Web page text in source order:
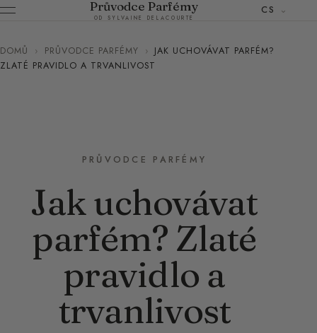
Průvodce Parfémy
OD SYLVAINE DELACOURTE
CS
DOMŮ › PRŮVODCE PARFÉMY › JAK UCHOVÁVAT PARFÉM?
ZLATÉ PRAVIDLO A TRVANLIVOST
PRŮVODCE PARFÉMY
Jak uchovávat
parfém? Zlaté
pravidlo a
trvanlivost